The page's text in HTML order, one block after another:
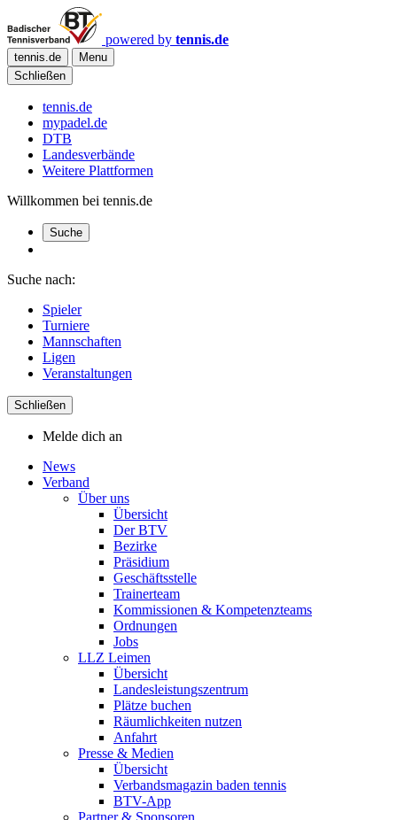
powered by tennis.de
tennis.de
Menu
Schließen
tennis.de
mypadel.de
DTB
Landesverbände
Weitere Plattformen
Willkommen bei tennis.de
Suche
Suche nach:
Spieler
Turniere
Mannschaften
Ligen
Veranstaltungen
Schließen
Melde dich an
News
Verband
Über uns
Übersicht
Der BTV
Bezirke
Präsidium
Geschäftsstelle
Trainerteam
Kommissionen & Kompetenzteams
Ordnungen
Jobs
LLZ Leimen
Übersicht
Landesleistungszentrum
Plätze buchen
Räumlichkeiten nutzen
Anfahrt
Presse & Medien
Übersicht
Verbandsmagazin baden tennis
BTV-App
Partner & Sponsoren